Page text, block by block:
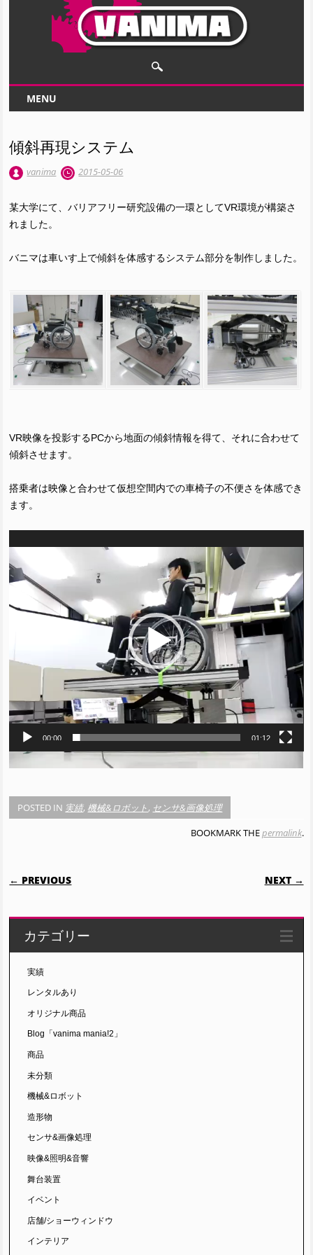
Main menu
MENU
傾斜再現システム
vanima 2015-05-06
某大学にて、バリアフリー研究設備の一環としてVR環境が構築さ
れました。
バニマは車いす上で傾斜を体感するシステム部分を制作しました。
VR映像を投影するPCから地面の傾斜情報を得て、それに合わせて
傾斜させます。
搭乗者は映像と合わせて仮想空間内での車椅子の不便さを体感でき
ます。
プ
ー
00:00 01:12
お問い合わせは最下段のお問い合わせフォームからお気軽に！
POSTED IN 実績, 機械&ロボット, センサ&画像処理
BOOKMARK THEpermalink.
POST NAVIGATION
← PREVIOUS NEXT →
カテゴリー
実績
レンタルあり
オリジナル商品
Blog「vanima mania!2」
商品
未分類
機械&ロボット
造形物
センサ&画像処理
映像&照明&音響
舞台装置
イベント
店舗/ショーウィンドウ
インテリア